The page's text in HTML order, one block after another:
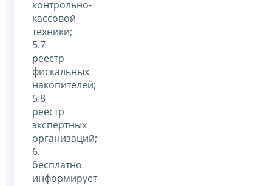
контрольно-
кассовой
техники;
5.7
реестр
фискальных
накопителей;
5.8
реестр
экспертных
организаций;
6.
бесплатно
информирует